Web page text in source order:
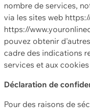
nombre de services,
via les sites web
https://
pouvez obtenir
cadre des indications
services et aux
Déclaration de
Pour des raisons de